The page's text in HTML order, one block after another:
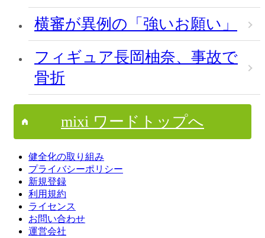
横審が異例の「強いお願い」
フィギュア長岡柚奈、事故で
骨折
mixi ワードトップへ
健全化の取り組み
プライバシーポリシー
新規登録
利用規約
ライセンス
お問い合わせ
運営会社